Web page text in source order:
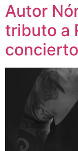
Autor
tributo a